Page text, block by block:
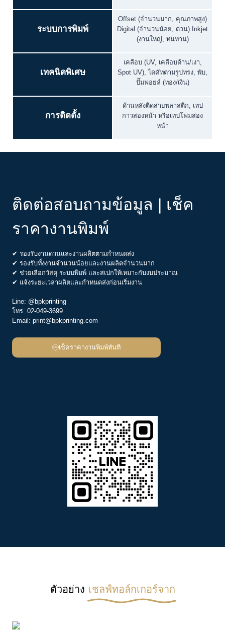
ระบบการพิมพ์
Offset (จำนวนมาก, คุณภาพสูง)
Digital (จำนวนน้อย, ด่วน) Inkjet
(งานใหญ่, ทนทาน)
เทคนิคพิเศษ
เคลือบ (UV, เคลือบด้าน/เงา,
Spot UV), ไดคัทตามรูปทรง, พับ,
ปั๊มฟอยล์ (ทอง/เงิน)
การติดตั้ง
ด้านหลังติดสายพลาสติก, เทป
กาวสองหน้า หรือเทปโฟมสอง
หน้า
ติดต่อสอบถามข้อมูล | เช็ค
ราคางานพิมพ์
✔ รองรับงานด่วนและงานผลิตตามกำหนดส่ง
✔ รองรับทั้งงานจำนวนน้อยและงานผลิตจำนวนมาก
✔ ช่วยเลือกวัสดุ ระบบพิมพ์ และสเปกให้เหมาะกับงบประมาณ
✔ แจ้งระยะเวลาผลิตและกำหนดส่งก่อนเริ่มงาน
Line: @bpkprinting
โทร: 02-049-3699
Email: print@bpkprinting.com
เช็คราคางานพิมพ์ทันที
ตัวอย่าง เชลฟ์ทอล์กเกอร์จาก